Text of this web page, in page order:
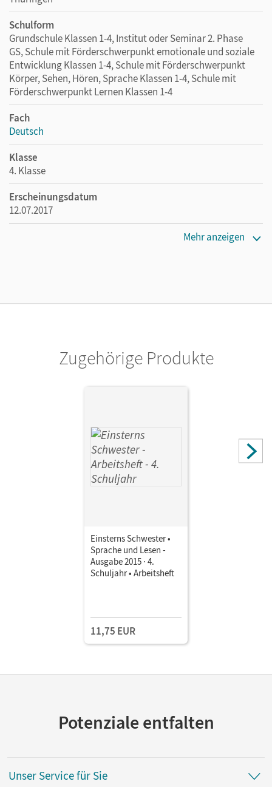
Schulform
Grundschule Klassen 1-4, Institut oder Seminar 2. Phase
GS, Schule mit Förderschwerpunkt emotionale und soziale
Entwicklung Klassen 1-4, Schule mit Förderschwerpunkt
Körper, Sehen, Hören, Sprache Klassen 1-4, Schule mit
Förderschwerpunkt Lernen Klassen 1-4
Fach
Deutsch
Klasse
4. Klasse
Erscheinungsdatum
12.07.2017
Mehr anzeigen
Zugehörige Produkte
Einsterns Schwester •
Sprache und Lesen -
Ausgabe 2015 · 4.
Schuljahr • Arbeitsheft
11,75 EUR
Potenziale entfalten
Unser Service für Sie